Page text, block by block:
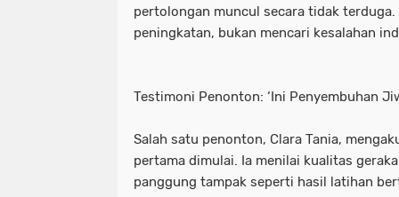
pertolongan muncul secara tidak
peningkatan, bukan mencari kesalahan
Testimoni Penonton: ‘Ini Penyembuhan
Salah satu penonton, Clara Tania,
pertama dimulai. Ia menilai kualitas
panggung tampak seperti hasil latihan